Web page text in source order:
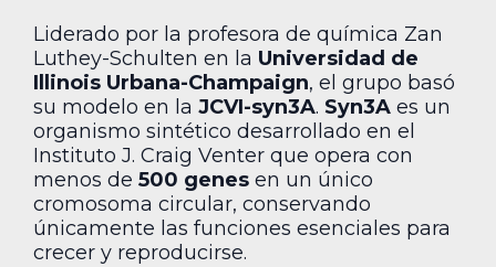
Liderado por la profesora de química Zan
Luthey-Schulten en la Universidad de
Illinois Urbana-Champaign, el grupo basó
su modelo en la JCVI-syn3A. Syn3A es un
organismo sintético desarrollado en el
Instituto J. Craig Venter que opera con
menos de 500 genes en un único
cromosoma circular, conservando
únicamente las funciones esenciales para
crecer y reproducirse.